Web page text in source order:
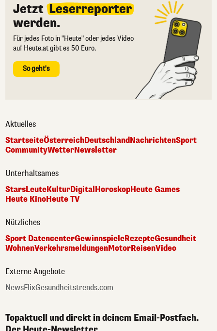
Jetzt Leserreporter
werden.
Für jedes Foto in "Heute" oder jedes Video
auf Heute.at gibt es 50 Euro.
So geht's
Aktuelles
StartseiteÖsterreichDeutschlandNachrichtenSport
CommunityWetterNewsletter
Unterhaltsames
StarsLeuteKulturDigitalHoroskopHeute Games
Heute KinoHeute TV
Nützliches
Sport DatencenterGewinnspieleRezepteGesundheit
WohnenVerkehrsmeldungenMotorReisenVideo
Externe Angebote
NewsFlixGesundheitstrends.com
Topaktuell und direkt in deinem Email-Postfach.